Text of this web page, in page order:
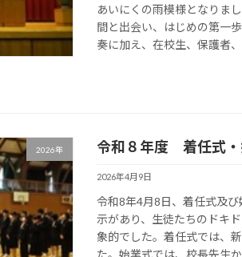
あいにくの雨模様となりま
間と出会い、はじめの第一
奏に加え、在校生、保護者
2026年 令和８年度 着任式・
2026年4月9日
令和8年4月8日、着任式及
示があり、生徒たちのドキ
象的でした。着任式では、
た。始業式では、校長先生